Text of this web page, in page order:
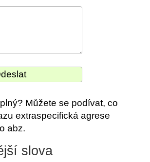
Můžete se podívat, co
extraspecifická agrese
abz.
slova